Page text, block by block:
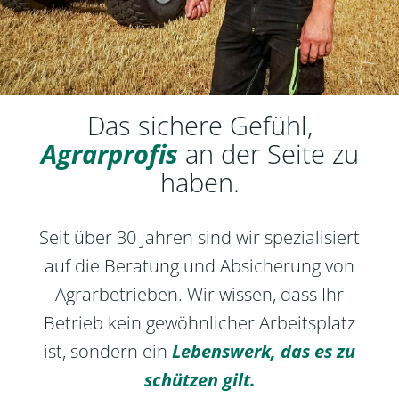
Das sichere Gefühl,
Agrarprofis an der Seite zu
haben.
Seit über 30 Jahren sind wir spezialisiert
auf die Beratung und Absicherung von
Agrarbetrieben. Wir wissen, dass Ihr
Betrieb kein gewöhnlicher Arbeitsplatz
ist, sondern ein Lebenswerk, das es zu
schützen gilt.